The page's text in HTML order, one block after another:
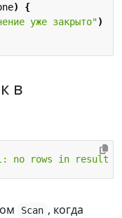
)
{
уже закрыто")
в
no rows in result
Scan , когда